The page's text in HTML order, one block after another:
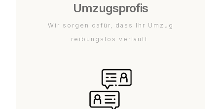
Umzugsprofis
Wir sorgen dafür, dass Ihr Umzug
reibungslos verläuft.